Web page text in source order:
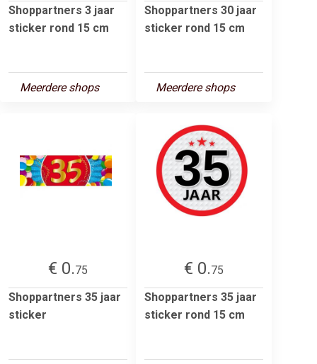
Shoppartners 3 jaar
sticker rond 15 cm
Meerdere shops
Shoppartners 30 jaar
sticker rond 15 cm
Meerdere shops
€ 0.75
Shoppartners 35 jaar
sticker
€ 0.75
Shoppartners 35 jaar
sticker rond 15 cm